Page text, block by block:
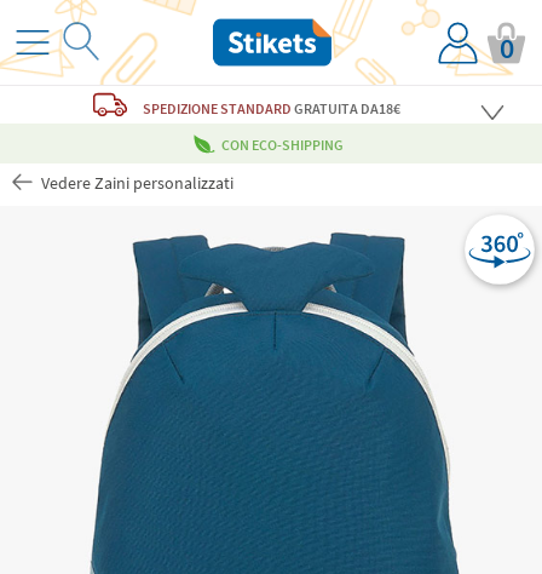
0
SPEDIZIONE STANDARD GRATUITADA18€
CON ECO-SHIPPING
Vedere Zaini personalizzati